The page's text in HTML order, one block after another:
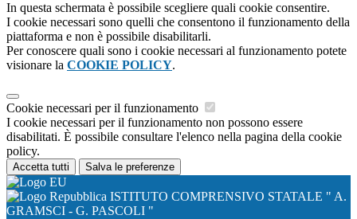
In questa schermata è possibile scegliere quali cookie consentire.
I cookie necessari sono quelli che consentono il funzionamento della
piattaforma e non è possibile disabilitarli.
Per conoscere quali sono i cookie necessari al funzionamento potete
visionare la COOKIE POLICY.
Cookie necessari per il funzionamento
I cookie necessari per il funzionamento non possono essere
disabilitati. È possibile consultare l'elenco nella pagina della cookie
policy.
Accetta tutti Salva le preferenze
ISTITUTO COMPRENSIVO STATALE " A.
GRAMSCI - G. PASCOLI "